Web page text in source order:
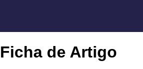
Ficha de Artigo